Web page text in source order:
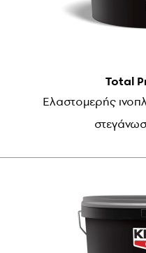
Total
Ελαστομερής